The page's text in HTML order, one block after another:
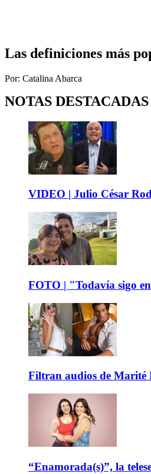
Las definiciones más
Por: Catalina Abarca
NOTAS DESTACADAS
VIDEO | Julio César
FOTO | "Todavía sigo
Filtran audios de Marité
“Enamorada(s)”, la